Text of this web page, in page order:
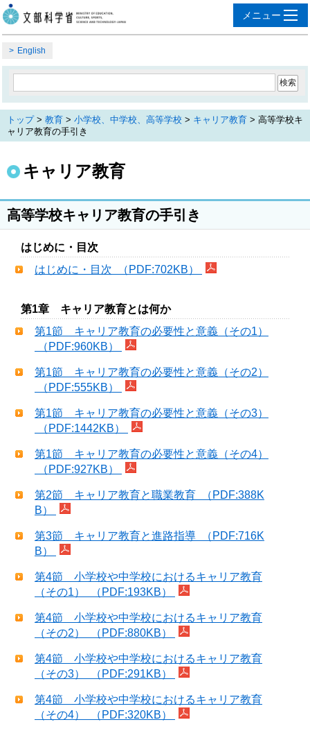
English
トップ> 教育 > 小学校、中学校、高等学校 > キャリア教育 > 高等学校キ
ャリア教育の手引き
キャリア教育
高等学校キャリア教育の手引き
はじめに・目次
はじめに・目次 （PDF:702KB）
第1章 キャリア教育とは何か
第1節 キャリア教育の必要性と意義（その1）
（PDF:960KB）
第1節 キャリア教育の必要性と意義（その2）
（PDF:555KB）
第1節 キャリア教育の必要性と意義（その3）
（PDF:1442KB）
第1節 キャリア教育の必要性と意義（その4）
（PDF:927KB）
第2節 キャリア教育と職業教育 （PDF:388K
B）
第3節 キャリア教育と進路指導 （PDF:716K
B）
第4節 小学校や中学校におけるキャリア教育
（その1） （PDF:193KB）
第4節 小学校や中学校におけるキャリア教育
（その2） （PDF:880KB）
第4節 小学校や中学校におけるキャリア教育
（その3） （PDF:291KB）
第4節 小学校や中学校におけるキャリア教育
（その4） （PDF:320KB）